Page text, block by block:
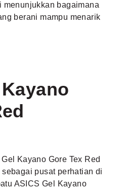
menunjukkan bagaimana
berani mampu menarik
Kayano Gore Tex Red
pusat perhatian di
ASICS Gel Kayano